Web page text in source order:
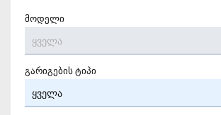
მოდელი
გარიგების ტიპი